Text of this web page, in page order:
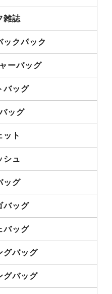
雑誌
ックパック
ーバッグ
バッグ
ッグ
ット
シュ
ッグ
バッグ
バッグ
グバッグ
グバッグ